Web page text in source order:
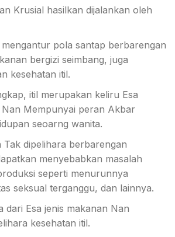
Krusial hasilkan dijalankan oleh
pola santap berbarengan
bergizi seimbang, juga
kesehatan itil.
itil merupakan keliru Esa
Mempunyai peran Akbar
seoarng wanita.
Tak dipelihara berbarengan
menyebabkan masalah
seperti menurunnya
seksual terganggu, dan lainnya.
dari Esa jenis makanan Nan
kesehatan itil.